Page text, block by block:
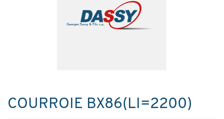
COURROIE BX86(LI=2200)